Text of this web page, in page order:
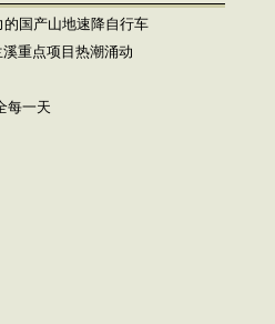
国产山地速降自行车
重点项目热潮涌动
每一天